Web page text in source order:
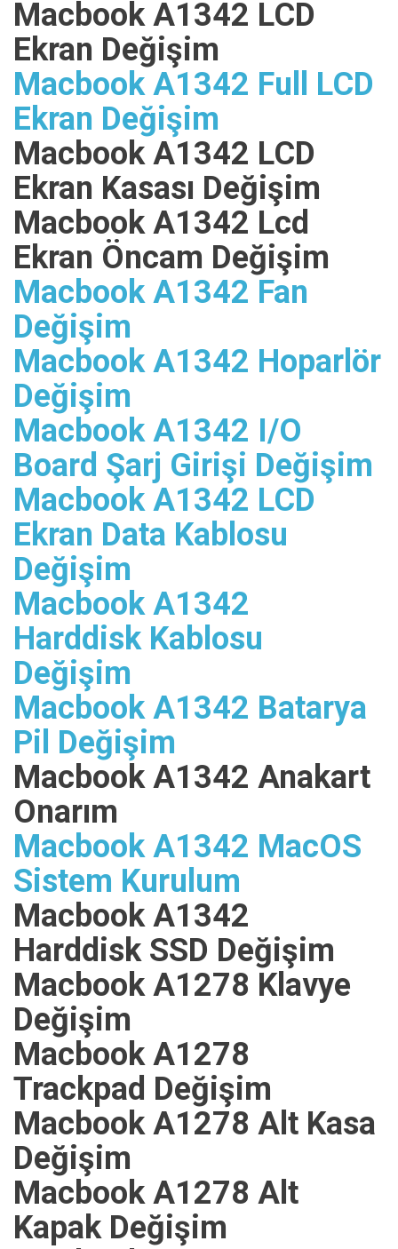
Macbook A1342 LCD
Ekran Değişim
Macbook A1342 Full LCD
Ekran Değişim
Macbook A1342 LCD
Ekran Kasası Değişim
Macbook A1342 Lcd
Ekran Öncam Değişim
Macbook A1342 Fan
Değişim
Macbook A1342 Hoparlör
Değişim
Macbook A1342 I/O
Board Şarj Girişi Değişim
Macbook A1342 LCD
Ekran Data Kablosu
Değişim
Macbook A1342
Harddisk Kablosu
Değişim
Macbook A1342 Batarya
Pil Değişim
Macbook A1342 Anakart
Onarım
Macbook A1342 MacOS
Sistem Kurulum
Macbook A1342
Harddisk SSD Değişim
Macbook A1278 Klavye
Değişim
Macbook A1278
Trackpad Değişim
Macbook A1278 Alt Kasa
Değişim
Macbook A1278 Alt
Kapak Değişim